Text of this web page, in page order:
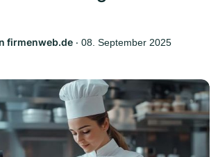
firmenweb.de ‧ 08. September 2025